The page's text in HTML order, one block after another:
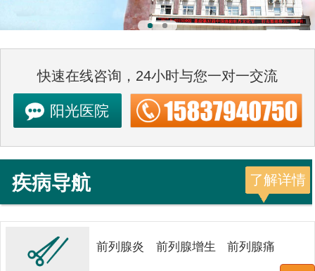
快速在线咨询，24小时与您一对一交流
阳光医院
了解详情
疾病导航
前列腺炎 前列腺增生 前列腺痛